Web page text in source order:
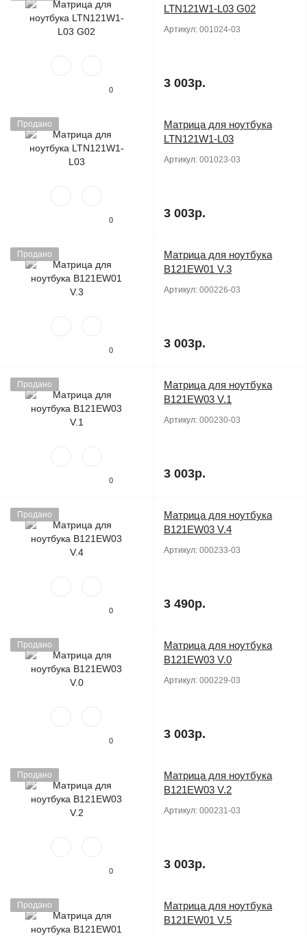
0
LTN121W1-L03 G02
Артикул: 001024-03
3 003р.
Продано
0
Матрица для ноутбука
LTN121W1-L03
Артикул: 001023-03
3 003р.
Продано
0
Матрица для ноутбука
B121EW01 V.3
Артикул: 000226-03
3 003р.
Продано
0
Матрица для ноутбука
B121EW03 V.1
Артикул: 000230-03
3 003р.
Продано
0
Матрица для ноутбука
B121EW03 V.4
Артикул: 000233-03
3 490р.
Продано
0
Матрица для ноутбука
B121EW03 V.0
Артикул: 000229-03
3 003р.
Продано
0
Матрица для ноутбука
B121EW03 V.2
Артикул: 000231-03
3 003р.
Продано
Матрица для ноутбука
B121EW01 V.5